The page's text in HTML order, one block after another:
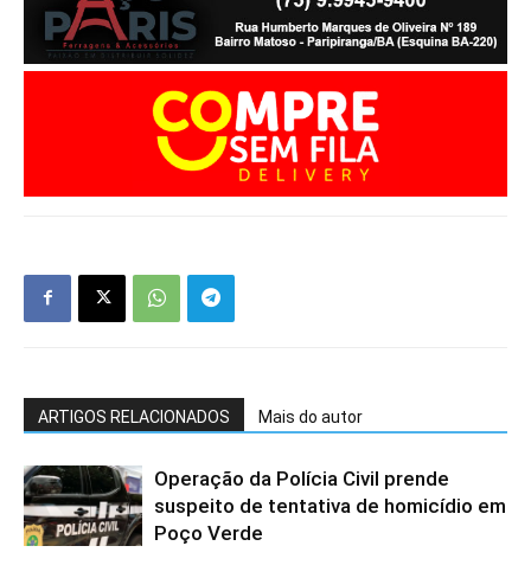
ARTIGOS RELACIONADOS Mais do autor
Operação da Polícia Civil prende
suspeito de tentativa de homicídio em
Poço Verde